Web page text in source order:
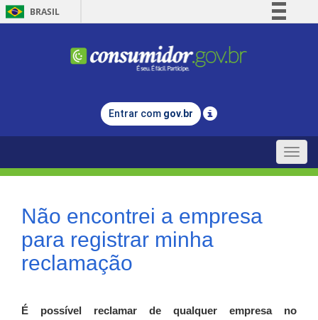
BRASIL
Comunica BR
Legislação
Entrar com gov.br
Toggle
Não encontrei a empresa
para registrar minha
reclamação
É possível reclamar de qualquer empresa no